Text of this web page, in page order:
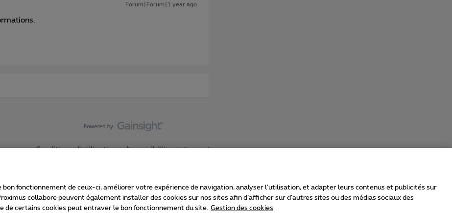
Forum|Forum|1 year ago
Conditions d'utilisation Accessibility statement
Proximus
fonctionnement de ceux-ci, améliorer votre expérience de navigation, analyser l’utilisation, et adapter leurs contenus et publicités sur
collabore peuvent également installer des cookies sur nos sites afin d’afficher sur d'autres sites ou des médias sociaux des
certains cookies peut entraver le bon fonctionnement du site. Gestion des cookies